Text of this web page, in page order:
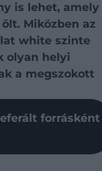
is lehet, amely
Miközben az
white szinte
olyan helyi
a megszokott
forrásként